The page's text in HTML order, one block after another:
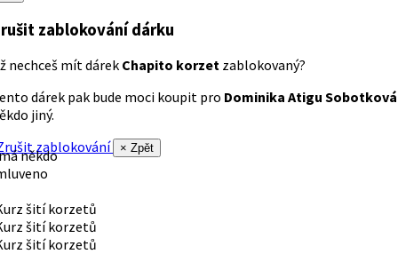
zablokování dárku
nechceš mít dárek Chapito korzet zablokovaný?
dárek pak bude moci koupit pro Dominika Atigu Sobotková
jiný.
zablokování
× Zpět
někdo